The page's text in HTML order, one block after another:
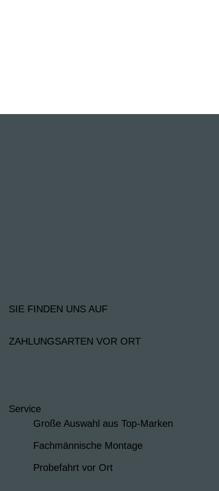
SIE FINDEN UNS AUF
ZAHLUNGSARTEN VOR ORT
Service
Große Auswahl aus Top-Marken
Fachmännische Montage
Probefahrt vor Ort